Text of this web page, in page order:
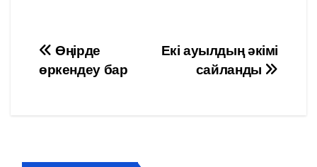
Навигация
по
Екі ауылдың әкімі
сайланды
Өңірде
өркендеу бар